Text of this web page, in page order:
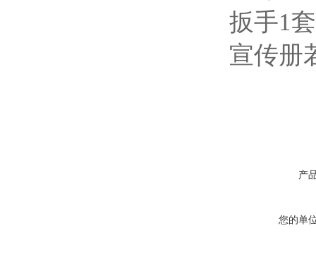
扳手1
宣传册
产
您的单